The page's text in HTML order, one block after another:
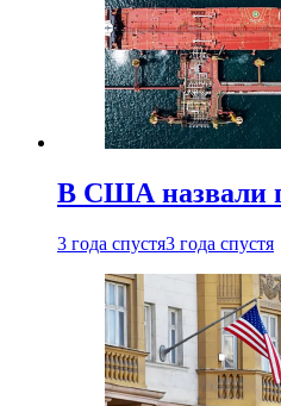
В США назвали
3 года спустя3 года спустя